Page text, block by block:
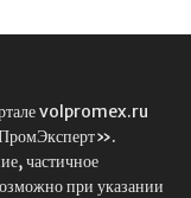
volpromex.ru
частичное
при указании